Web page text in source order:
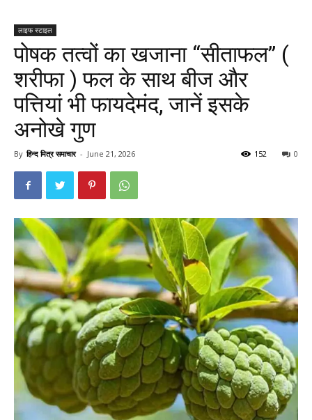
लाइफ स्टाइल
पोषक तत्वों का खजाना “सीताफल” (
शरीफा ) फल के साथ बीज और
पत्तियां भी फायदेमंद, जानें इसके
अनोखे गुण
By हिन्द मित्र समाचार - June 21, 2026 0
152